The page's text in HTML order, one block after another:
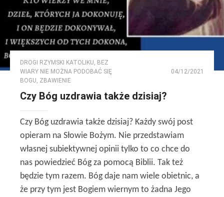
DROGI RZYMSKI KATOLIKU, BEZ
WIARY NIE MOŻNA PODOBAĆ SIĘ
BOGU, ZBAWIENIE
04/12/2021
Czy Bóg uzdrawia także dzisiaj?
Czy Bóg uzdrawia także dzisiaj? Każdy swój post
opieram na Słowie Bożym. Nie przedstawiam
własnej subiektywnej opinii tylko to co chce do
nas powiedzieć Bóg za pomocą Biblii. Tak też
będzie tym razem. Bóg daje nam wiele obietnic, a
że przy tym jest Bogiem wiernym to żadna Jego